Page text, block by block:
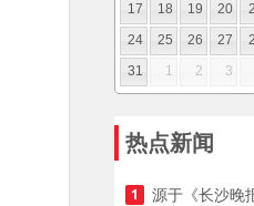
17
18 19 20
24
25 26 27
31
1 2 3
热点新闻
1
源于《长沙晚